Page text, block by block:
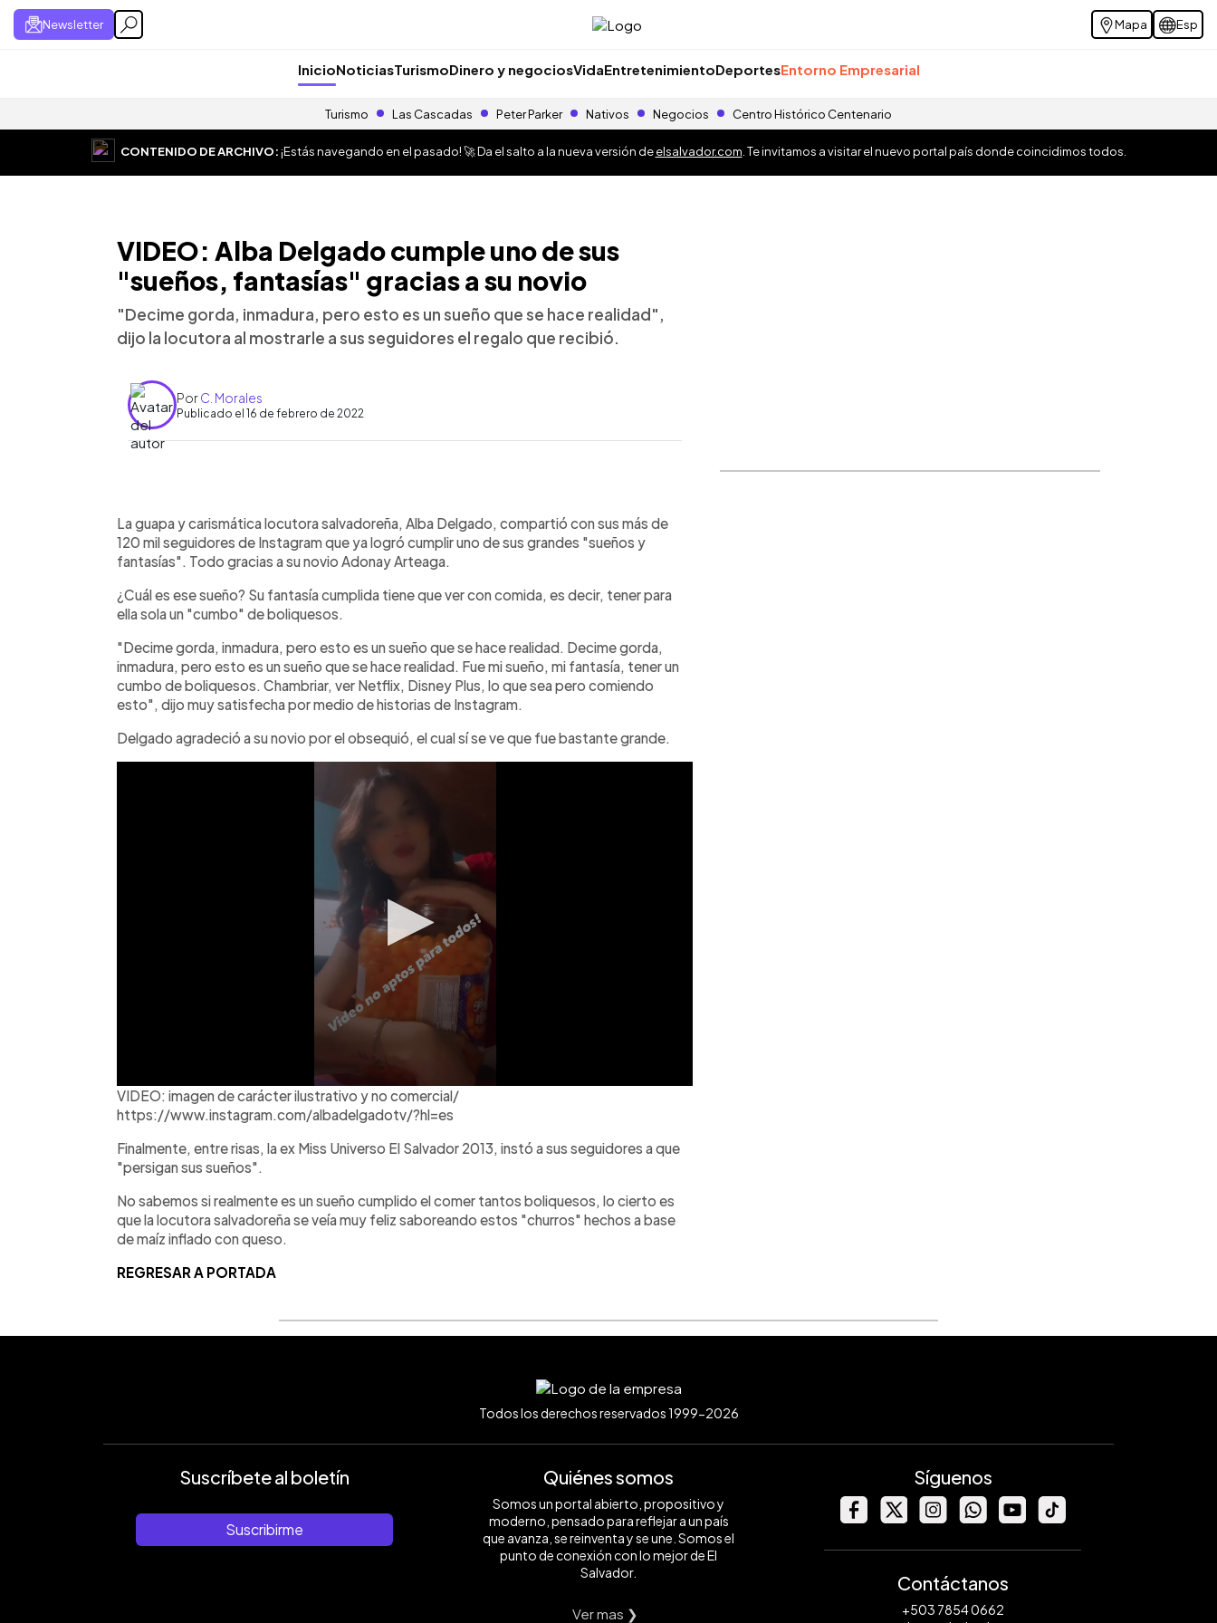
Newsletter Mapa Esp
InicioNoticiasTurismoDinero y negociosVidaEntretenimientoDeportesEntorno Empresarial
Turismo Las Cascadas Peter Parker Nativos Negocios Centro Histórico Centenario
CONTENIDO DE ARCHIVO:¡Estás navegando en el pasado! 🚀 Da el salto a la nueva versión deelsalvador.com . Te invitamos a visitar el nuevo portal país donde coincidimos todos.
VIDEO: Alba Delgado cumple uno de sus
"sueños, fantasías" gracias a su novio
"Decime gorda, inmadura, pero esto es un sueño que se hace realidad",
dijo la locutora al mostrarle a sus seguidores el regalo que recibió.
PorC. Morales
Publicado el 16 de febrero de 2022
Escuchar artículo
La guapa y carismática locutora salvadoreña, Alba Delgado, compartió con sus más de
120 mil seguidores de Instagram que ya logró cumplir uno de sus grandes "sueños y
fantasías". Todo gracias a su novio Adonay Arteaga.
¿Cuál es ese sueño? Su fantasía cumplida tiene que ver con comida, es decir, tener para
ella sola un "cumbo" de boliquesos.
"Decime gorda, inmadura, pero esto es un sueño que se hace realidad. Decime gorda,
inmadura, pero esto es un sueño que se hace realidad. Fue mi sueño, mi fantasía, tener un
cumbo de boliquesos. Chambriar, ver Netflix, Disney Plus, lo que sea pero comiendo
esto", dijo muy satisfecha por medio de historias de Instagram.
Delgado agradeció a su novio por el obsequió, el cual sí se ve que fue bastante grande.
VIDEO: imagen de carácter ilustrativo y no comercial/
https://www.instagram.com/albadelgadotv/?hl=es
Finalmente, entre risas, la ex Miss Universo El Salvador 2013, instó a sus seguidores a que
"persigan sus sueños".
No sabemos si realmente es un sueño cumplido el comer tantos boliquesos, lo cierto es
que la locutora salvadoreña se veía muy feliz saboreando estos "churros" hechos a base
de maíz inflado con queso.
REGRESAR A PORTADA
Todos los derechos reservados 1999-2026
Suscríbete al boletín
Suscribirme
Quiénes somos
Somos un portal abierto, propositivo y
moderno, pensado para reflejar a un país
que avanza, se reinventa y se une. Somos el
punto de conexión con lo mejor de El
Salvador.
Ver mas ❯
Síguenos
Contáctanos
+503 7854 0662